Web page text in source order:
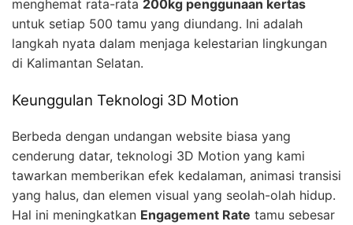
menghemat rata-rata 200kg penggunaan kertas
untuk setiap 500 tamu yang diundang. Ini adalah
langkah nyata dalam menjaga kelestarian lingkungan
di Kalimantan Selatan.
Keunggulan Teknologi 3D Motion
Berbeda dengan undangan website biasa yang
cenderung datar, teknologi 3D Motion yang kami
tawarkan memberikan efek kedalaman, animasi transisi
yang halus, dan elemen visual yang seolah-olah hidup.
Hal ini meningkatkan Engagement Rate tamu sebesar